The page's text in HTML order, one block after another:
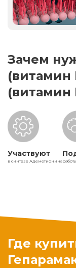
Зачем
(витамин
(витамин
Участвуют
в синтезе Адеметионина
Где